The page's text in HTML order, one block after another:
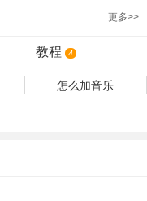
更多>>
教程 4
怎么加音乐